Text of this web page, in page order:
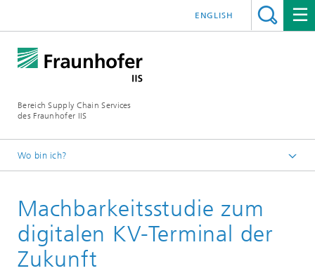
Bereich Supply Chain Services
des Fraunhofer IIS
ENGLISH
Wo bin ich?
Referenzprojekte
Machbarkeitsstudie zum
digitalen KV-Terminal der
Zukunft